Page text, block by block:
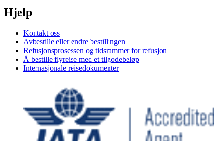
Hjelp
Kontakt oss
Avbestille eller endre bestillingen
Refusjonsprosessen og tidsrammer for refusjon
Å bestille flyreise med et tilgodebeløp
Internasjonale reisedokumenter